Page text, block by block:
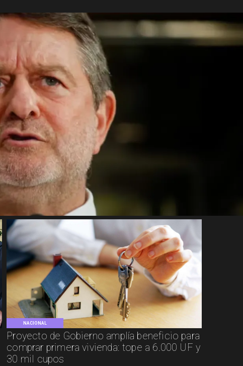
NACIONAL
Proyecto de Gobierno amplía beneficio para
comprar primera vivienda: tope a 6.000 UF y
30 mil cupos